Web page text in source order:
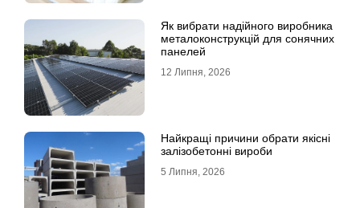
Як вибрати надійного виробника
металоконструкцій для сонячних
панелей
12 Липня, 2026
Найкращі причини обрати якісні
залізобетонні вироби
5 Липня, 2026